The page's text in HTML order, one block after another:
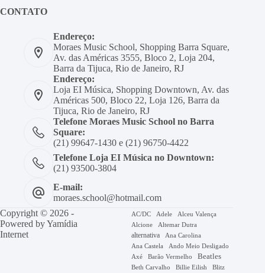
CONTATO
Endereço:
Moraes Music School, Shopping Barra Square,
Av. das Américas 3555, Bloco 2, Loja 204,
Barra da Tijuca, Rio de Janeiro, RJ
Endereço:
Loja EI Música, Shopping Downtown, Av. das
Américas 500, Bloco 22, Loja 126, Barra da
Tijuca, Rio de Janeiro, RJ
Telefone Moraes Music School no Barra
Square:
(21) 99647-1430 e (21) 96750-4422
Telefone Loja EI Música no Downtown:
(21) 93500-3804
E-mail:
moraes.school@hotmail.com
Copyright © 2026 -
Powered byYamídia
Internet
AC/DC Adele
Alceu Valença
Alcione
Altemar Dutra
alternativa
Ana Carolina
Ana Castela
Ando Meio Desligado
Axé Barão Vermelho Beatles
Beth Carvalho Billie Eilish
Blitz